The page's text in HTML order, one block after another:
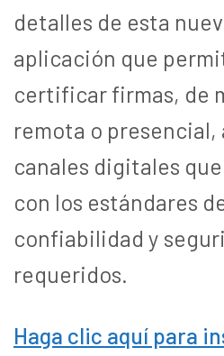
detalles de esta
aplicación que
certificar firmas, de
remota o presencial,
canales digitales
con los estándares
confiabilidad y
requeridos.
Haga clic aquí para